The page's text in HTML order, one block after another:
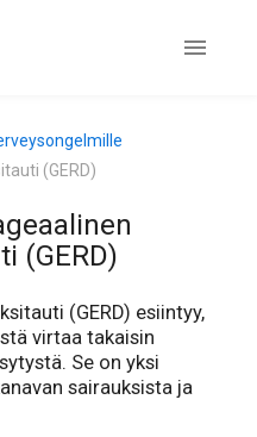
(GERD)
(GERD)
(GERD) esiintyy,
virtaa takaisin
Se on yksi
sairauksista ja